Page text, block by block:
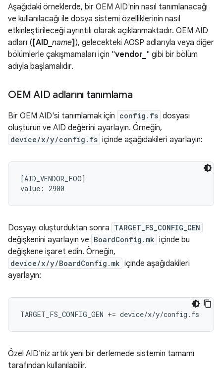
Aşağıdaki örneklerde, bir OEM AID'nin nasıl tanımlanacağı
ve kullanılacağı ile dosya sistemi özelliklerinin nasıl
etkinleştirileceği ayrıntılı olarak açıklanmaktadır. OEM AID
adları ( [AID_ name] ), gelecekteki AOSP adlarıyla veya diğer
bölümlerle çakışmamaları için "vendor_ " gibi bir bölüm
adıyla başlamalıdır.
OEM AID adlarını tanımlama
Bir OEM AID'si tanımlamak için config.fs dosyası
oluşturun ve AID değerini ayarlayın. Örneğin,
device/x/y/config.fs içinde aşağıdakileri ayarlayın:
[AID_VENDOR_FOO]
Dosyayı oluşturduktan sonra TARGET_FS_CONFIG_GEN
değişkenini ayarlayın ve BoardConfig.mk içinde bu
değişkene işaret edin. Örneğin,
device/x/y/BoardConfig.mk içinde aşağıdakileri
ayarlayın:
TARGET_FS_CONFIG_GEN += device/x/y/config.fs
Özel AID'niz artık yeni bir derlemede sistemin tamamı
tarafından kullanılabilir.